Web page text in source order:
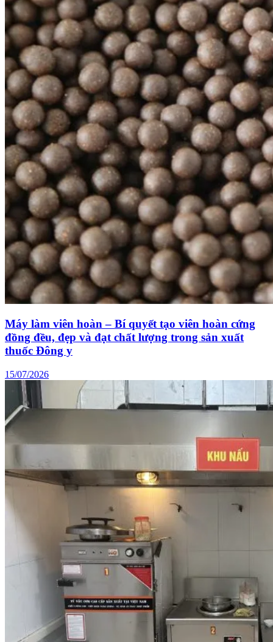
Máy làm viên hoàn – Bí quyết tạo viên hoàn cứng
đồng đều, đẹp và đạt chất lượng trong sản xuất
thuốc Đông y
15/07/2026